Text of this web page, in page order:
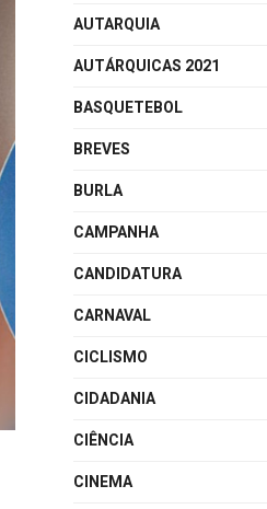
AUTARQUIA
AUTÁRQUICAS 2021
BASQUETEBOL
BREVES
BURLA
CAMPANHA
CANDIDATURA
CARNAVAL
CICLISMO
CIDADANIA
CIÊNCIA
CINEMA